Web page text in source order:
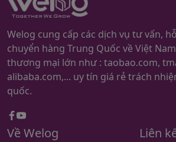
Welog cung cấp các dịch vụ tư vấn,
chuyển hàng Trung Quốc về Việt
thương mại lớn như : taobao.com,
alibaba.com,... uy tín giá rẻ trách
quốc.
Facebook
youtube
Về Welog Liên